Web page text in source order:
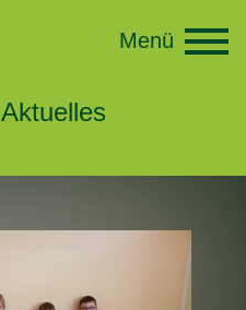
Aktuelles
Menü